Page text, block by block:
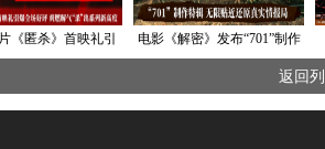
《匿杀》首映礼引
系列新高度
电影《解密》发布“701”制作
特辑 全程IMAX特制拍摄大
银幕震撼视听
返回